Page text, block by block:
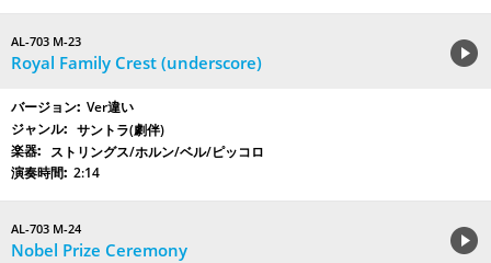
AL-703 M-23
Royal Family Crest (underscore)
Ver違い
サントラ(劇伴)
ストリングス/ホルン/ベル/ピッコロ
2:14
AL-703 M-24
Nobel Prize Ceremony